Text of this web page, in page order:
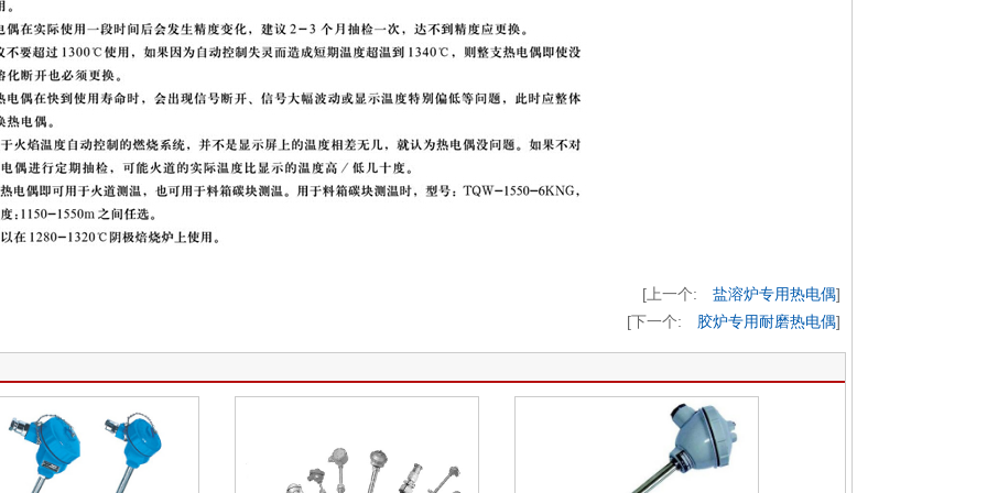
[上一个: 盐溶炉专用热电偶]
[下一个: 胶炉专用耐磨热电偶]